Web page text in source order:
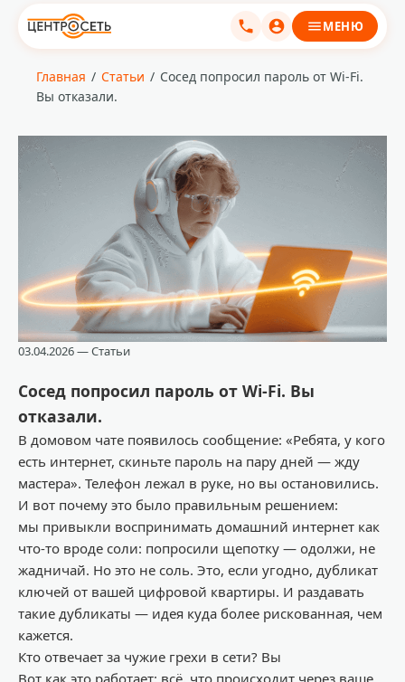
МЕНЮ
Главная / Статьи / Сосед попросил пароль от Wi-Fi.
Вы отказали.
03.04.2026 — Статьи
Сосед попросил пароль от Wi-Fi. Вы
отказали.
В домовом чате появилось сообщение: «Ребята, у кого
есть интернет, скиньте пароль на пару дней — жду
мастера». Телефон лежал в руке, но вы остановились.
И вот почему это было правильным решением:
мы привыкли воспринимать домашний интернет как
что-то вроде соли: попросили щепотку — одолжи, не
жадничай. Но это не соль. Это, если угодно, дубликат
ключей от вашей цифровой квартиры. И раздавать
такие дубликаты — идея куда более рискованная, чем
кажется.
Кто отвечает за чужие грехи в сети? Вы